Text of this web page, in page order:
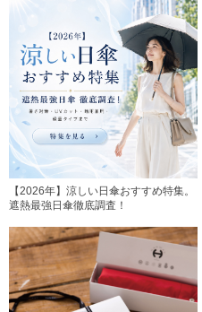
【2026年】涼しい日傘おすすめ特集。
遮熱最強日傘徹底調査！